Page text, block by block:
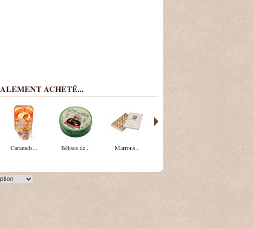
ACHETÉ...
Caramels... Bêtises de... Marrons...